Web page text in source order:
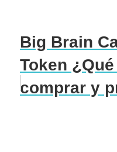
Big Brain
Token
comprar y